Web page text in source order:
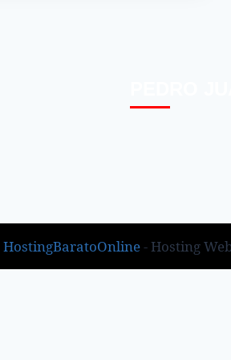
HostingBaratoOnline- Hosting